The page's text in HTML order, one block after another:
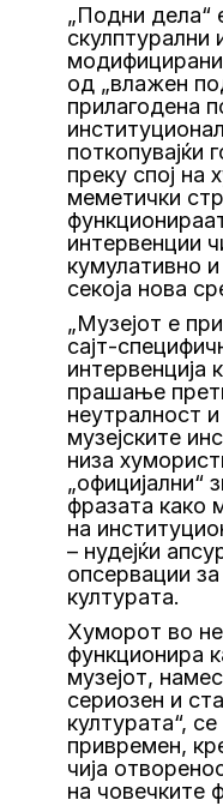
„Подни дела“
скулптурални
од „влажен
прилагодена
поткопувајќи
преку спој на
меметички
интервенции
кумулативно
секоја нова
„Музејот е
сајт-
интервенција
прашање
неутралност
музејските
низа
„официјални“
фразата како
на
– нудејќи
опсервации
културата.
Хуморот во
функционира
музејот,
сериозен и
културата“,
привремен,
чија
на човечките